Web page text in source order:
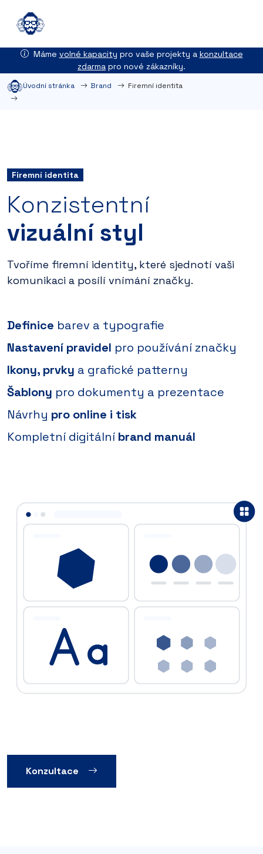
Máme volné kapacity pro vaše projekty a konzultace
zdarma pro nové zákazníky.
Úvodní stránka Brand Firemní identita
Firemní identita
Konzistentní
vizuální styl
Tvoříme firemní identity, které sjednotí vaši
komunikaci a posílí vnímání značky.
Definice barev a typografie
Nastavení pravidel pro používání značky
Ikony, prvky a grafické patterny
Šablony pro dokumenty a prezentace
Návrhy pro online i tisk
Kompletní digitální brand manuál
Konzultace